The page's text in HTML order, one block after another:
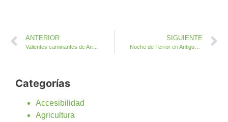
ANTERIOR SIGUIENTE
Noche de Terror en Antigua con el Tren de la Bruja y el Bosque Encantado
Categorías
Accesibilidad
Agricultura